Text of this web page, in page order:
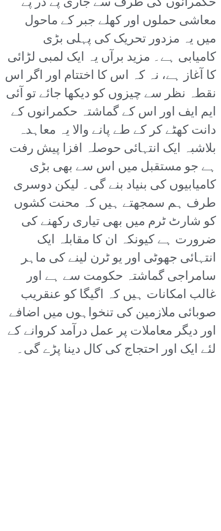
معاشی حملوں اور کھلے جبر کے ماحول
میں یہ مزدور تحریک کی پہلی بڑی
کامیابی ہے۔ مزید برآں یہ ایک لمبی لڑائی
کا آغاز ہے، نہ کہ اس کا اختتام اور اگر اس
نقطہ نظر سے چیزوں کو دیکھا جائے تو آئی
ایم ایف اور اس کے گماشتہ حکمرانوں کے
دانت کھٹے کر کے طے پانے والا یہ معاہدہ
بلاشبہ ایک انتہائی حوصلہ افزا پیش رفت
ہے جو مستقبل میں اس سے بھی بڑی
کامیابیوں کی بنیاد بنے گی۔ لیکن دوسری
طرف ہم سمجھتے ہیں کہ محنت کشوں
کو شارٹ ٹرم میں بھی تیاری رکھنے کی
ضرورت ہے کیونکہ ان کا مقابلہ ایک
انتہائی جھوٹی اور یو ٹرن لینے کی ماہر
سامراجی گماشتہ حکومت سے ہے اور
غالب امکانات ہیں کہ اگیگا کو عنقریب
صوبائی ملازمین کی تنخواہوں میں اضافے
اور دیگر معاملات پر عمل درآمد کروانے کے
لئے ایک اور احتجاج کی کال دینا پڑے گی۔